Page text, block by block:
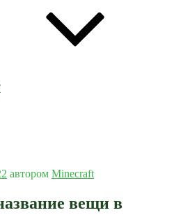
автором Minecraft
вещи в